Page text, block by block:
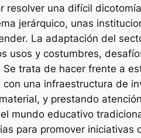
una difícil
jerárquico, unas
La adaptación del
usos y costumbres,
trata de hacer frente a
una infraestructura de
y prestando
mundo educativo
para promover iniciativas